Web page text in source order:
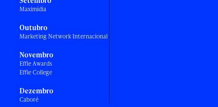
Maximídia
Outubro
Marketing Network Internacional
Novembro
Effie Awards
Effie College
Dezembro
Caboré